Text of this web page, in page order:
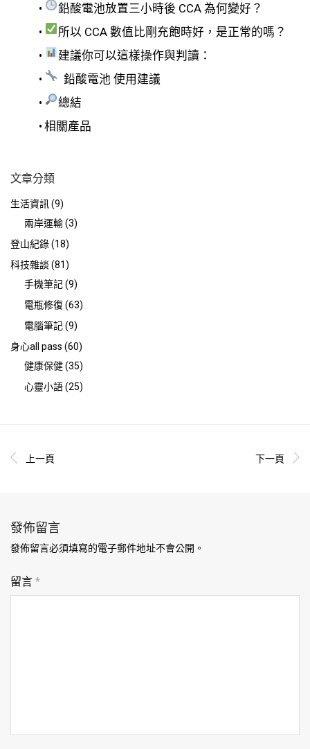
鉛酸電池放置三小時後 CCA 為何變好？
所以 CCA 數值比剛充飽時好，是正常的嗎？
建議你可以這樣操作與判讀：
鉛酸電池 使用建議
總結
相關產品
文章分類
生活資訊 (9)
兩岸運輸(3)
登山紀錄(18)
科技雜談 (81)
手機筆記(9)
電瓶修復(63)
電腦筆記(9)
身心all pass (60)
健康保健(35)
心靈小語(25)
上一頁 下一頁
發佈留言
發佈留言必須填寫的電子郵件地址不會公開。
留言 *